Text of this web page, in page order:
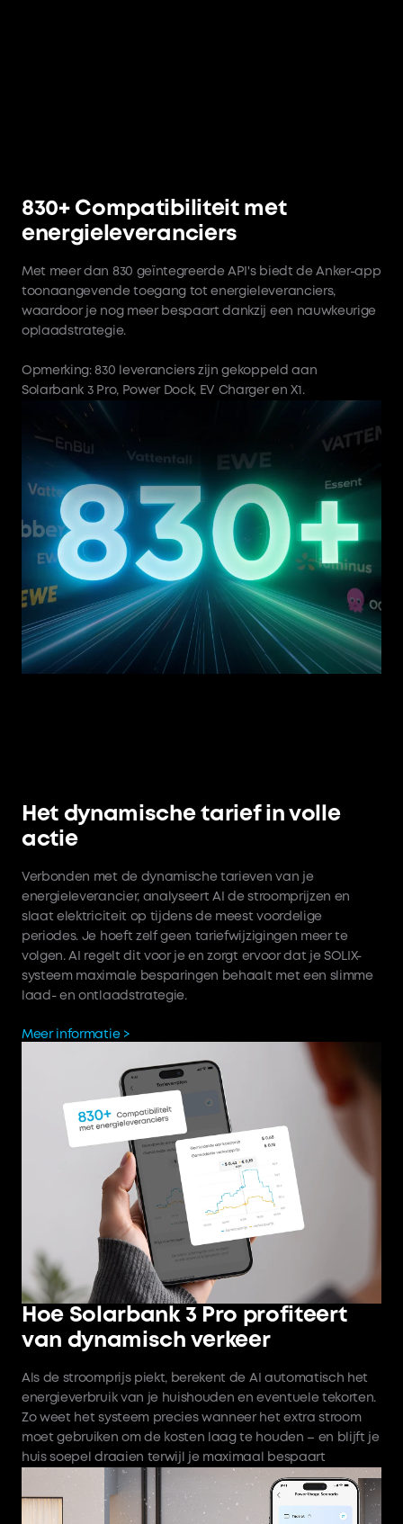
830+ Compatibiliteit met
energieleveranciers
Met meer dan 830 geïntegreerde API's biedt de Anker-app
toonaangevende toegang tot energieleveranciers,
waardoor je nog meer bespaart dankzij een nauwkeurige
oplaadstrategie.
Opmerking: 830 leveranciers zijn gekoppeld aan
Solarbank 3 Pro, Power Dock, EV Charger en X1.
Het dynamische tarief in volle
actie
Verbonden met de dynamische tarieven van je
energieleverancier, analyseert AI de stroomprijzen en
slaat elektriciteit op tijdens de meest voordelige
periodes. Je hoeft zelf geen tariefwijzigingen meer te
volgen. AI regelt dit voor je en zorgt ervoor dat je SOLIX-
systeem maximale besparingen behaalt met een slimme
laad- en ontlaadstrategie.
Meer informatie >
Hoe Solarbank 3 Pro profiteert
van dynamisch verkeer
Als de stroomprijs piekt, berekent de AI automatisch het
energieverbruik van je huishouden en eventuele tekorten.
Zo weet het systeem precies wanneer het extra stroom
moet gebruiken om de kosten laag te houden – en blijft je
huis soepel draaien terwijl je maximaal bespaart